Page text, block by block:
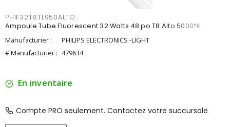
PHIF32T8TL950ALTO
Ampoule Tube Fluorescent 32 Watts 48 po T8 Alto 5000°K
Manufacturier :
PHILIPS ELECTRONICS -LIGHT
# Manufacturier : 479634
En inventaire
Compte PRO seulement. Contactez votre succursale